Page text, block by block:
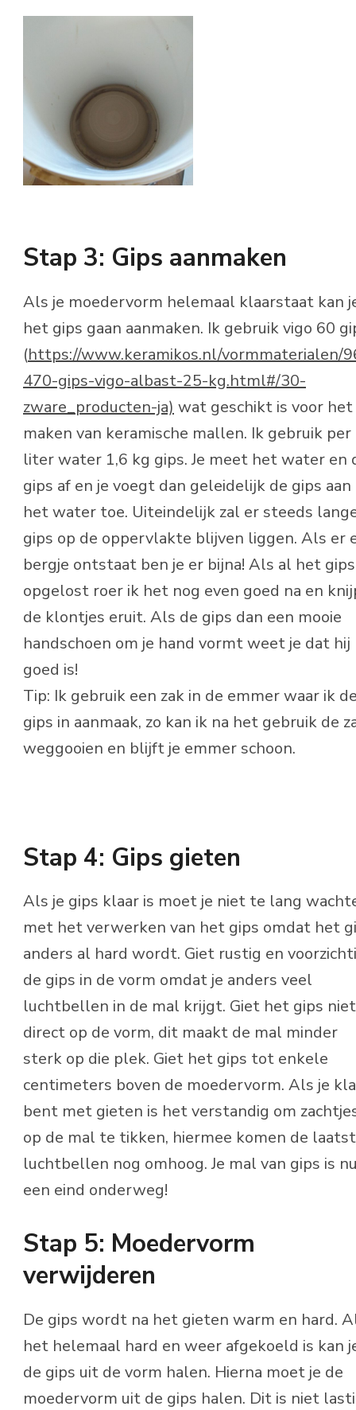
Stap 3: Gips aanmaken
Als je moedervorm helemaal klaarstaat kan
het gips gaan aanmaken. Ik gebruik vigo 60
(https://www.keramikos.nl/vormmaterialen/
470-gips-vigo-albast-25-kg.html#/30-
zware_producten-ja) wat geschikt is voor het
maken van keramische mallen. Ik gebruik per
liter water 1,6 kg gips. Je meet het water en
gips af en je voegt dan geleidelijk de gips aan
het water toe. Uiteindelijk zal er steeds
gips op de oppervlakte blijven liggen. Als er
bergje ontstaat ben je er bijna! Als al het
opgelost roer ik het nog even goed na en
de klontjes eruit. Als de gips dan een mooie
handschoen om je hand vormt weet je dat hij
goed is!
Tip: Ik gebruik een zak in de emmer waar ik
gips in aanmaak, zo kan ik na het gebruik de
weggooien en blijft je emmer schoon.
Stap 4: Gips gieten
Als je gips klaar is moet je niet te lang
met het verwerken van het gips omdat het
anders al hard wordt. Giet rustig en
de gips in de vorm omdat je anders veel
luchtbellen in de mal krijgt. Giet het gips niet
direct op de vorm, dit maakt de mal minder
sterk op die plek. Giet het gips tot enkele
centimeters boven de moedervorm. Als je
bent met gieten is het verstandig om
op de mal te tikken, hiermee komen de
luchtbellen nog omhoog. Je mal van gips is
een eind onderweg!
Stap 5: Moedervorm
verwijderen
De gips wordt na het gieten warm en hard.
het helemaal hard en weer afgekoeld is kan
de gips uit de vorm halen. Hierna moet je de
moedervorm uit de gips halen. Dit is niet